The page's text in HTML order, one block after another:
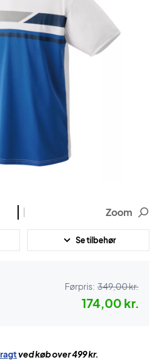
Zoom
Se tilbehør
Førpris: 349,00 kr.
174,00 kr.
ved køb over 499 kr.